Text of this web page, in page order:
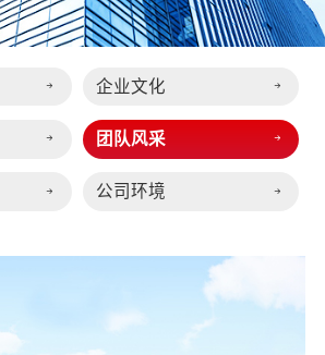
企业文化
团队风采
公司环境